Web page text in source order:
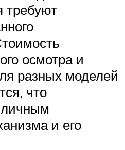
требуют
осмотра и
разных моделей
что
и его